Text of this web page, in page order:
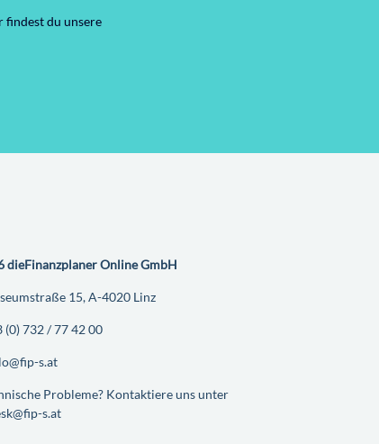
findest du unsere
dieFinanzplaner Online GmbH
15, A-4020 Linz
(0) 732 / 77 42 00
s.at
Probleme? Kontaktiere uns unter
s.at